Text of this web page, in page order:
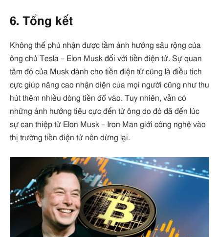
6. Tổng kết
Không thể phủ nhận được tầm ảnh hưởng sâu rộng của
ông chủ Tesla – Elon Musk đối với tiền điện tử. Sự quan
tâm đó của Musk dành cho tiền điện tử cũng là điều tích
cực giúp nâng cao nhận diện của mọi người cũng như thu
hút thêm nhiều dòng tiền đổ vào. Tuy nhiên, vẫn có
những ảnh hưởng tiêu cực đến từ ông do đó đã đến lúc
sự can thiệp từ Elon Musk – Iron Man giới công nghệ vào
thị trường tiền điện tử nên dừng lại.